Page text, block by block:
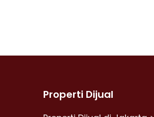
Properti Dijual